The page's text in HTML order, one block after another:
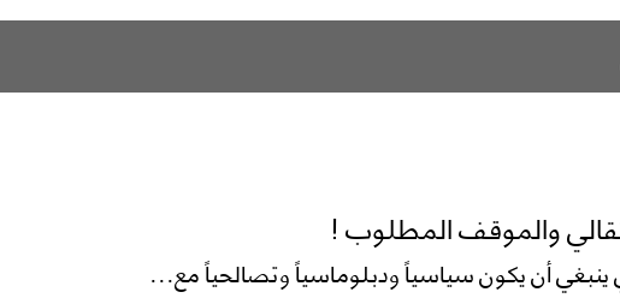
والموقف المطلوب !
أن يكون سياسياً ودبلوماسياً وتصالحياً مع...